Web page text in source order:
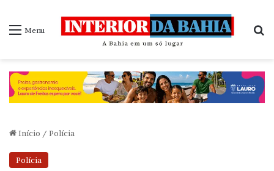
Menu
Início / Polícia
Polícia